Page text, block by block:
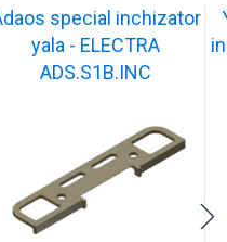
special inchizator
yala - ELECTRA
ADS.S1B.INC